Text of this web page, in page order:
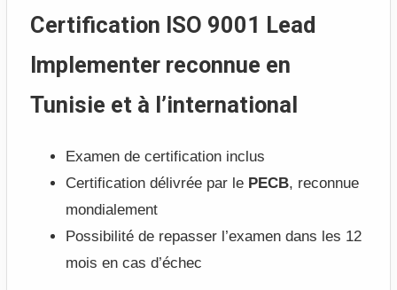
Certification ISO 9001 Lead
Implementer reconnue en
Tunisie et à l’international
Examen de certification inclus
Certification délivrée par le PECB, reconnue
mondialement
Possibilité de repasser l’examen dans les 12
mois en cas d’échec